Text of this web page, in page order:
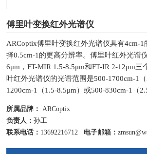
傅里叶变换红外光谱仪
ARCoptix傅里叶变换红外光谱仪具有4cm-
择0.5cm-1的更高分辨率。傅里叶红外光谱
6μm，FT-MIR 1.5-8.5μm和FT-IR 2-12μm三
叶红外光谱仪的光谱范围是500-1700cm-1
1200cm-1（1.5-8.5μm）或500-830cm-1（
所属品牌：
ARCoptix
负责人：孙工
联系电话： 13692216712 电子邮箱：